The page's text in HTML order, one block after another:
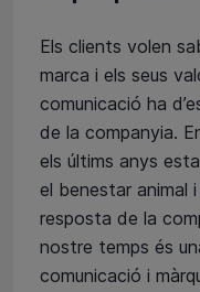
Els clients volen
marca i els seus
comunicació ha
de la companyia.
els últims anys
el benestar animal
resposta de la
nostre temps és
comunicació i